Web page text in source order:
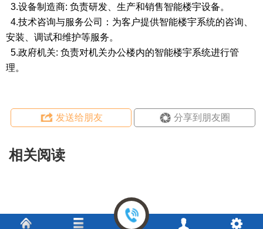
3.设备制造商: 负责研发、生产和销售智能楼宇设备。
4.技术咨询与服务公司：为客户提供智能楼宇系统的咨询、
安装、调试和维护等服务。
5.政府机关: 负责对机关办公楼内的智能楼宇系统进行管
理。
发送给朋友 分享到朋友圈
相关阅读